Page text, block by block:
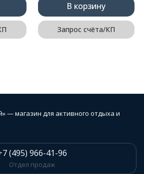
В корзину
Запрос счёта/КП
— магазин для активного отдыха и
(495) 966-41-96
Отдел продаж